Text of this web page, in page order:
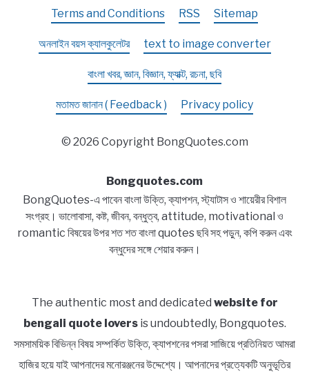
Terms and Conditions RSS Sitemap
অনলাইন বয়স ক্যালকুলেটর text to image converter
বাংলা খবর, জ্ঞান, বিজ্ঞান, ফ্যাক্ট, রচনা, ছবি
মতামত জানান ( Feedback ) Privacy policy
© 2026 Copyright BongQuotes.com
Bongquotes.com
BongQuotes-এ পাবেন বাংলা উক্তি, ক্যাপশন, স্ট্যাটাস ও শায়েরীর বিশাল
সংগ্রহ। ভালোবাসা, কষ্ট, জীবন, বন্ধুত্ব, attitude, motivational ও
romantic বিষয়ের উপর শত শত বাংলা quotes ছবি সহ পড়ুন, কপি করুন এবং
বন্ধুদের সঙ্গে শেয়ার করুন।
The authentic most and dedicated website for
bengali quote loversis undoubtedly, Bongquotes.
সমসাময়িক বিভিন্ন বিষয় সম্পর্কিত উক্তি, ক্যাপশনের পসরা সাজিয়ে প্রতিনিয়ত আমরা
হাজির হয়ে যাই আপনাদের মনোরঞ্জনের উদ্দেশ্যে। আপনাদের প্রত্যেকটি অনুভূতির